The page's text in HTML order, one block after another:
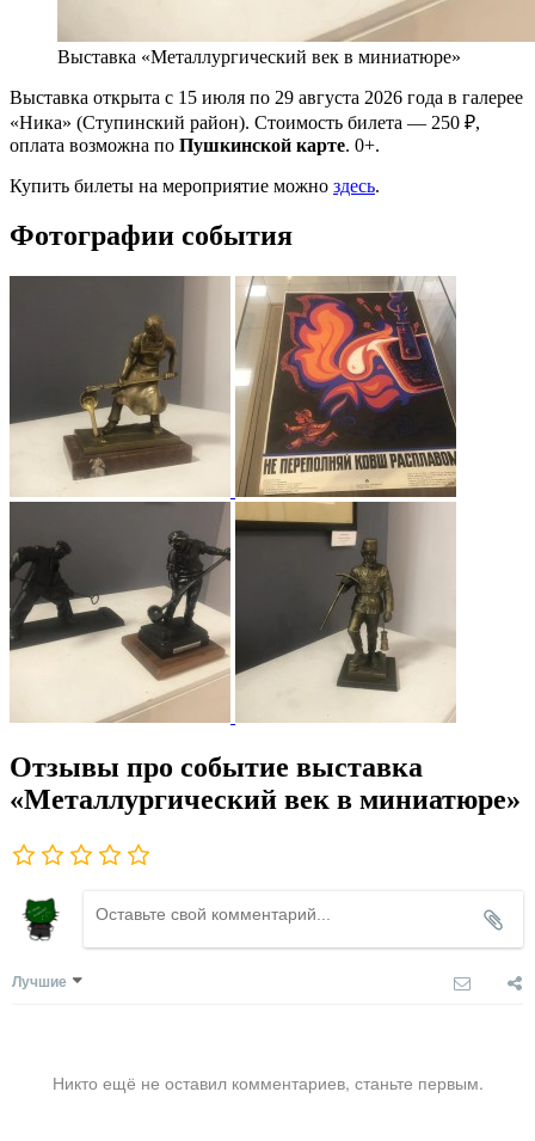
Выставка «Металлургический век в миниатюре»
Выставка открыта с 15 июля по 29 августа 2026 года в галерее
«Ника» (Ступинский район). Стоимость билета — 250 ₽,
оплата возможна по Пушкинской карте. 0+.
Купить билеты на мероприятие можно здесь.
Фотографии события
Отзывы про событие выставка
«Металлургический век в миниатюре»
Лучшие
Никто ещё не оставил комментариев, станьте первым.